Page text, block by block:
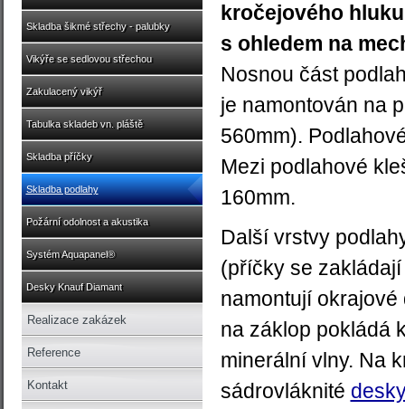
Skladba šikmé střechy - palubky
Vikýře se sedlovou střechou
Zakulacený vikýř
Tabulka skladeb vn. pláště
Skladba příčky
Skladba podlahy
Požární odolnost a akustika
Systém Aquapanel®
Desky Knauf Diamant
Realizace zakázek
Reference
Kontakt
kročejového
s ohledem na
Nosnou část
je namontován na
560mm).
Mezi podlahové
160mm.
Další vrstvy
(příčky se
namontují
na záklop pokládá
minerální vlny. Na
sádrovláknité